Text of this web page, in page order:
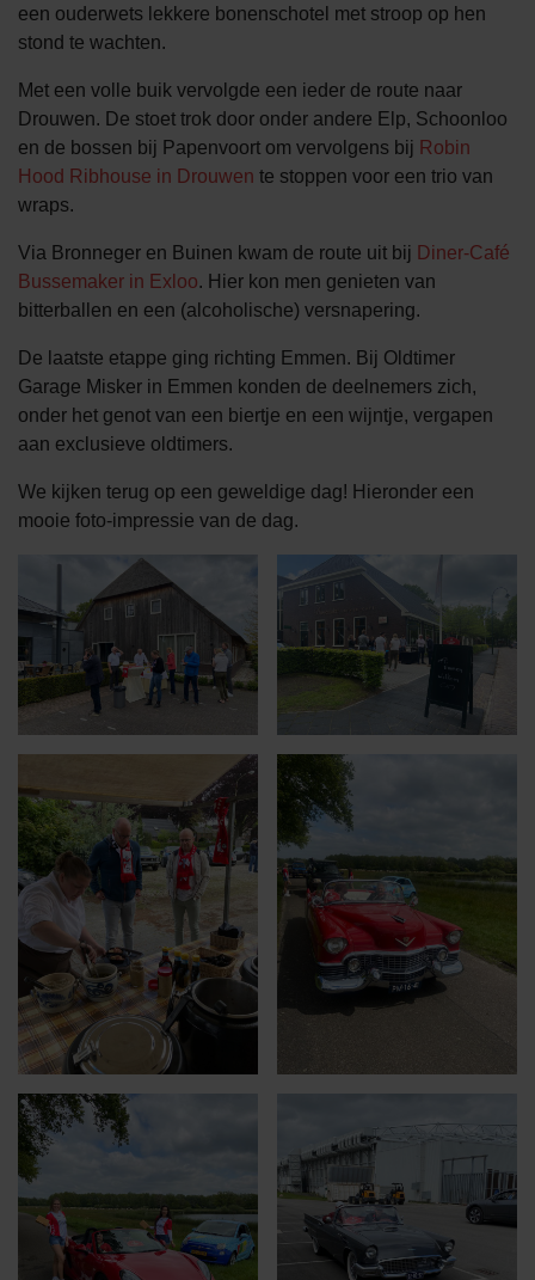
een ouderwets lekkere bonenschotel met stroop op hen
stond te wachten.
Met een volle buik vervolgde een ieder de route naar
Drouwen. De stoet trok door onder andere Elp, Schoonloo
en de bossen bij Papenvoort om vervolgens bij Robin
Hood Ribhouse in Drouwen te stoppen voor een trio van
wraps.
Via Bronneger en Buinen kwam de route uit bij Diner-Café
Bussemaker in Exloo. Hier kon men genieten van
bitterballen en een (alcoholische) versnapering.
De laatste etappe ging richting Emmen. Bij Oldtimer
Garage Misker in Emmen konden de deelnemers zich,
onder het genot van een biertje en een wijntje, vergapen
aan exclusieve oldtimers.
We kijken terug op een geweldige dag! Hieronder een
mooie foto-impressie van de dag.